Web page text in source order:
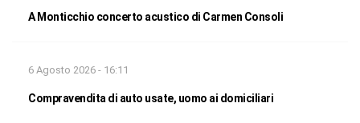
A Monticchio concerto acustico di Carmen Consoli
6 Agosto 2026 - 16:11
Compravendita di auto usate, uomo ai domiciliari